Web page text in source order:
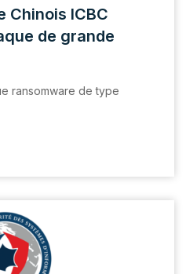
Chinois ICBC
de grande
ransomware de type